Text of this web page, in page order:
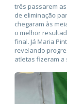
três passarem
de eliminação
chegaram às
o melhor
final. Já Maria
revelando
atletas fizeram a